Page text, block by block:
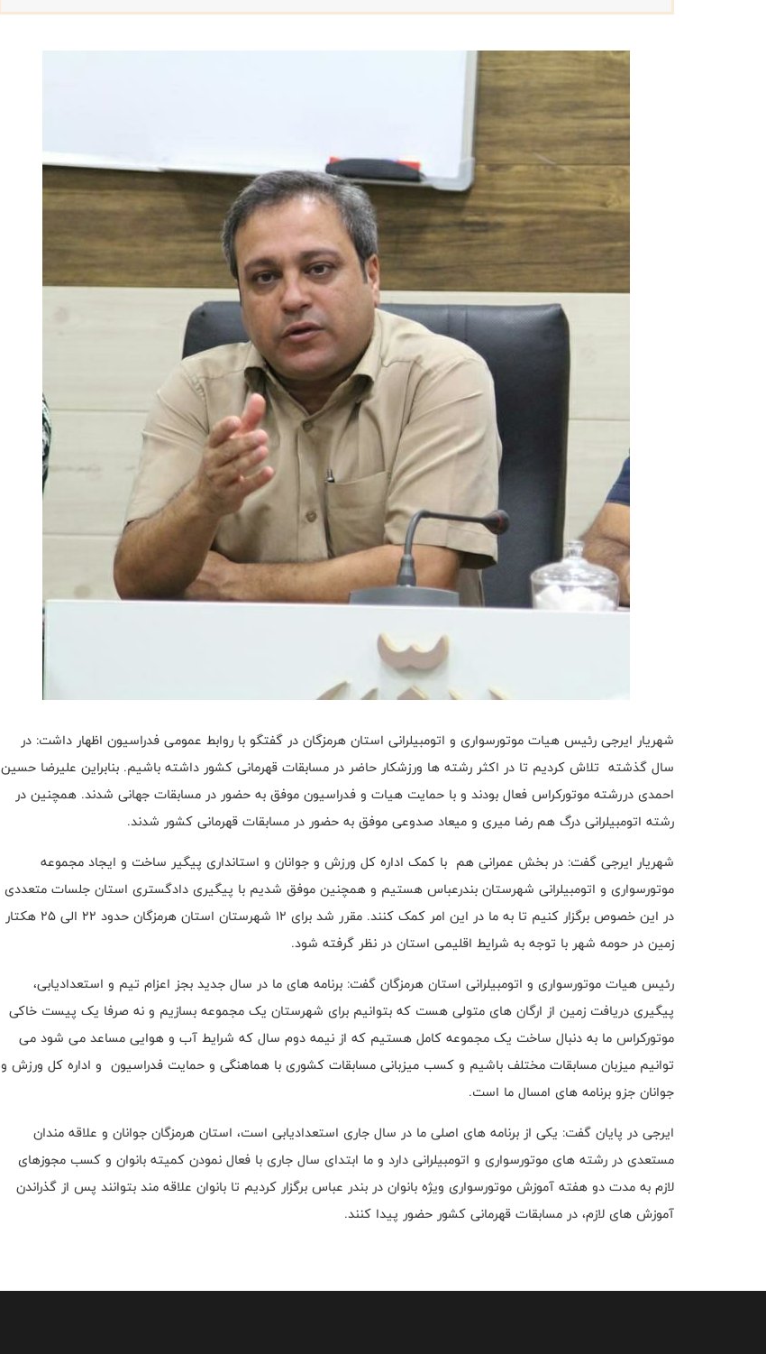
شهریار ایرجی رئیس هیات موتورسواری و اتومبیلرانی استان هرمزگان در گفتگو با روابط عمومی فدراسیون اظهار داشت: در
سال گذشته تلاش کردیم تا در اکثر رشته ها ورزشکار حاضر در مسابقات قهرمانی کشور داشته باشیم. بنابراین علیرضا حسین
احمدی دررشته موتورکراس فعال بودند و با حمایت هیات و فدراسیون موفق به حضور در مسابقات جهانی شدند. همچنین در
رشته اتومبیلرانی درگ هم رضا میری و میعاد صدوعی موفق به حضور در مسابقات قهرمانی کشور شدند.
شهریار ایرجی گفت: در بخش عمرانی هم با کمک اداره کل ورزش و جوانان و استانداری پیگیر ساخت و ایجاد مجموعه
موتورسواری و اتومبیلرانی شهرستان بندرعباس هستیم و همچنین موفق شدیم با پیگیری دادگستری استان جلسات متعددی
در این خصوص برگزار کنیم تا به ما در این امر کمک کنند. مقرر شد برای 12 شهرستان استان هرمزگان حدود 22 الی 25 هکتار
زمین در حومه شهر با توجه به شرایط اقلیمی استان در نظر گرفته شود.
رئیس هیات موتورسواری و اتومبیلرانی استان هرمزگان گفت: برنامه های ما در سال جدید بجز اعزام تیم و استعدادیابی،
پیگیری دریافت زمین از ارگان های متولی هست که بتوانیم برای شهرستان یک مجموعه بسازیم و نه صرفا یک پیست خاکی
موتورکراس ما به دنبال ساخت یک مجموعه کامل هستیم که از نیمه دوم سال که شرایط آب و هوایی مساعد می شود می
توانیم میزبان مسابقات مختلف باشیم و کسب میزبانی مسابقات کشوری با هماهنگی و حمایت فدراسیون و اداره کل ورزش و
جوانان جزو برنامه های امسال ما است.
ایرجی در پایان گفت: یکی از برنامه های اصلی ما در سال جاری استعدادیابی است، استان هرمزگان جوانان و علاقه مندان
مستعدی در رشته های موتورسواری و اتومبیلرانی دارد و ما ابتدای سال جاری با فعال نمودن کمیته بانوان و کسب مجوزهای
لازم به مدت دو هفته آموزش موتورسواری ویژه بانوان در بندر عباس برگزار کردیم تا بانوان علاقه مند بتوانند پس از گذراندن
آموزش های لازم، در مسابقات قهرمانی کشور حضور پیدا کنند.